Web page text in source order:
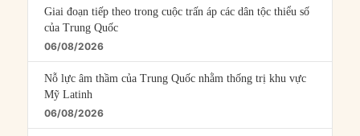
Giai đoạn tiếp theo trong cuộc trấn áp các dân tộc thiểu số
của Trung Quốc
06/08/2026
Nỗ lực âm thầm của Trung Quốc nhằm thống trị khu vực
Mỹ Latinh
06/08/2026